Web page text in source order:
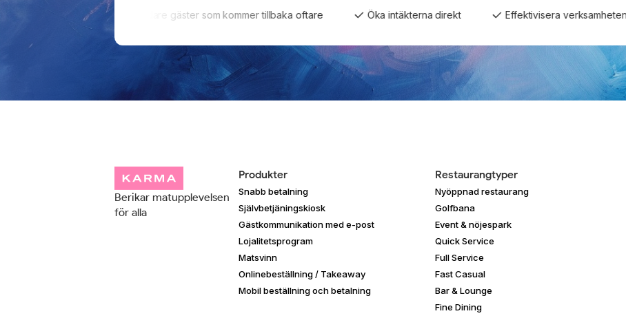
Nöjdare gäster som kommer tillbaka oftare Öka intäkterna direkt Effektivisera verksamheten
Berikar matupplevelsen
för alla
Produkter
Snabb betalning
Självbetjäningskiosk
Gästkommunikation med e-post
Lojalitetsprogram
Matsvinn
Onlinebeställning / Takeaway
Mobil beställning och betalning
Restaurangtyper
Nyöppnad restaurang
Golfbana
Event & nöjespark
Quick Service
Full Service
Fast Casual
Bar & Lounge
Fine Dining